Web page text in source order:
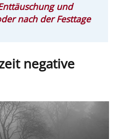
und
nach der Festtage
negative